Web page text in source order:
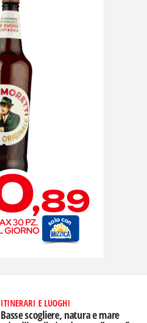
ITINERARI E LUOGHI
Basse scogliere, natura e mare